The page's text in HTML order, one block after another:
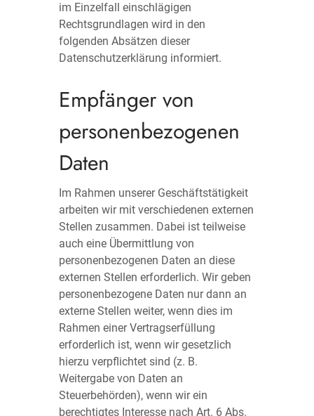
im Einzelfall einschlägigen
Rechtsgrundlagen wird in den
folgenden Absätzen dieser
Datenschutzerklärung informiert.
Empfänger von
personenbezogenen
Daten
Im Rahmen unserer Geschäftstätigkeit
arbeiten wir mit verschiedenen externen
Stellen zusammen. Dabei ist teilweise
auch eine Übermittlung von
personenbezogenen Daten an diese
externen Stellen erforderlich. Wir geben
personenbezogene Daten nur dann an
externe Stellen weiter, wenn dies im
Rahmen einer Vertragserfüllung
erforderlich ist, wenn wir gesetzlich
hierzu verpflichtet sind (z. B.
Weitergabe von Daten an
Steuerbehörden), wenn wir ein
berechtigtes Interesse nach Art. 6 Abs.